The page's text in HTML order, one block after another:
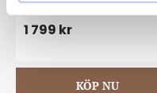
1 799 kr